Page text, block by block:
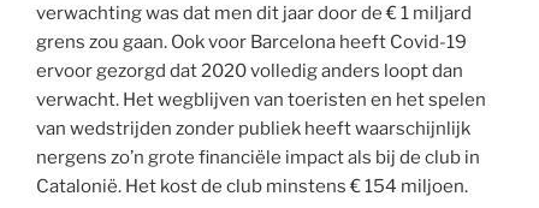
verwachting was dat men dit jaar door de € 1 miljard
grens zou gaan. Ook voor Barcelona heeft Covid-19
ervoor gezorgd dat 2020 volledig anders loopt dan
verwacht. Het wegblijven van toeristen en het spelen
van wedstrijden zonder publiek heeft waarschijnlijk
nergens zo’n grote financiële impact als bij de club in
Catalonië. Het kost de club minstens € 154 miljoen.